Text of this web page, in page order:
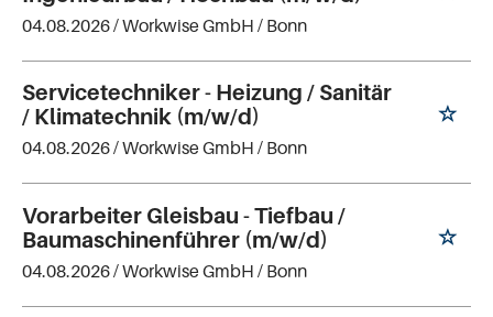
04.08.2026 /Workwise GmbH / Bonn
Servicetechniker - Heizung / Sanitär
/ Klimatechnik (m/w/d)
04.08.2026 /Workwise GmbH / Bonn
Vorarbeiter Gleisbau - Tiefbau /
Baumaschinenführer (m/w/d)
04.08.2026 /Workwise GmbH / Bonn